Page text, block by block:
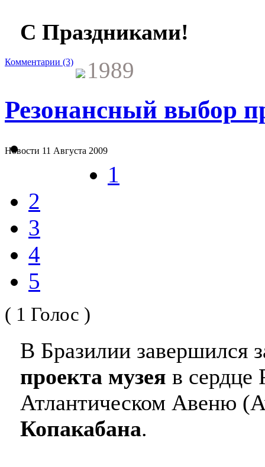
С Праздниками!
Комментарии (3) 1989
Резонансный выбор
Новости 11 Августа 2009
1
2
3
4
5
( 1 Голос )
В Бразилии завершился
проекта музея в сердце
Атлантическом Авеню
Копакабана.